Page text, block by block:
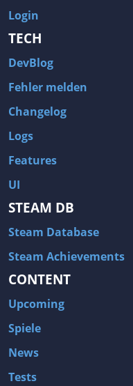
Login
TECH
DevBlog
Fehler melden
Changelog
Logs
Features
UI
STEAM DB
Steam Database
Steam Achievements
CONTENT
Upcoming
Spiele
News
Tests